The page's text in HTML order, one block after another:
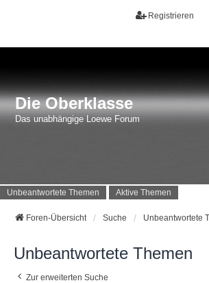
Registrieren
Die Oberklasse
Das unabhängige Loewe Forum
Unbeantwortete Themen Aktive Themen
Foren-Übersicht Suche Unbeantwortete
Unbeantwortete Themen
Zur erweiterten Suche